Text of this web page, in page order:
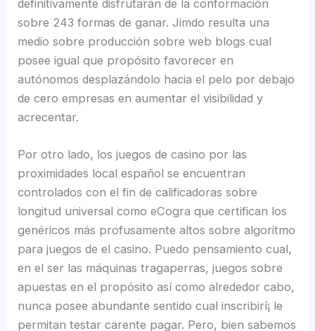
definitivamente disfrutarán de la conformación
sobre 243 formas de ganar. Jimdo resulta una
medio sobre producción sobre web blogs cual
posee igual que propósito favorecer en
autónomos desplazándolo hacia el pelo por debajo
de cero empresas en aumentar el visibilidad y
acrecentar.
Por otro lado, los juegos de casino por las
proximidades local español se encuentran
controlados con el fin de calificadoras sobre
longitud universal como eCogra que certifican los
genéricos más profusamente altos sobre algoritmo
para juegos de el casino. Puedo pensamiento cual,
en el ser las máquinas tragaperras, juegos sobre
apuestas en el propósito así­ como alrededor cabo,
nunca posee abundante sentido cual inscribirí¡ le
permitan testar carente pagar. Pero, bien sabemos